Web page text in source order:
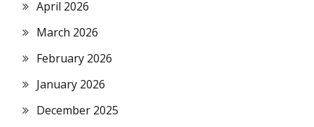
April 2026
March 2026
February 2026
January 2026
December 2025